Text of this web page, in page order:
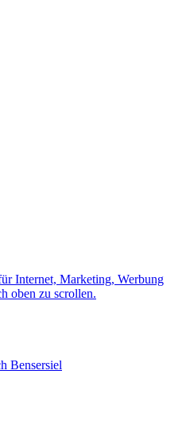
Internet, Marketing, Werbung
oben zu scrollen.
Bensersiel